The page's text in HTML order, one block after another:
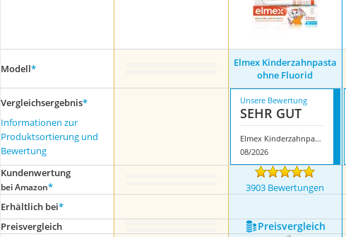
Modell*
Elmex Kinderzahnpasta
ohne Fluorid
Vergleichsergebnis*
Informationen zur
Produktsortierung und
Bewertung
Unsere Bewertung
SEHR GUT
Elmex Kinderzahnpasta ohne Fluorid
08/2026
Kundenwertung
bei Amazon* 3903 Bewertungen
Erhältlich bei*
Preis­vergleich
Preis­vergleich